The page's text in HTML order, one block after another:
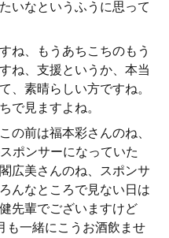
いなというふうに思って
ね、もうあちこちのもう
ね、支援というか、本当
、素晴らしい方ですね。
で見ますよね。
の前は福本彩さんのね、
ポンサーになっていた
広美さんのね、スポンサ
んなところで見ない日は
先輩でございますけど
も一緒にこうお酒飲ませ